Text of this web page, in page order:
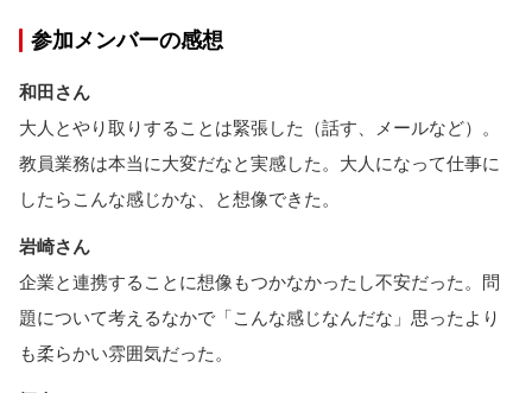
参加メンバーの感想
和田さん
大人とやり取りすることは緊張した（話す、メールなど）。
教員業務は本当に大変だなと実感した。大人になって仕事に
したらこんな感じかな、と想像できた。
岩崎さん
企業と連携することに想像もつかなかったし不安だった。問
題について考えるなかで「こんな感じなんだな」思ったより
も柔らかい雰囲気だった。